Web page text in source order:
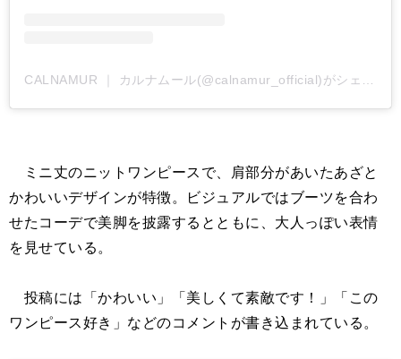
ミニ丈のニットワンピースで、肩部分があいたあざと
かわいいデザインが特徴。ビジュアルではブーツを合わ
せたコーデで美脚を披露するとともに、大人っぽい表情
を見せている。
投稿には「かわいい」「美しくて素敵です！」「この
ワンピース好き」などのコメントが書き込まれている。